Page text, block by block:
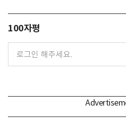
100자평